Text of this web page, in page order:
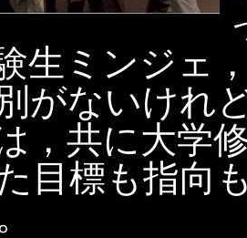
生ミンジェ
がないけれ
，共に大学
目標も指向